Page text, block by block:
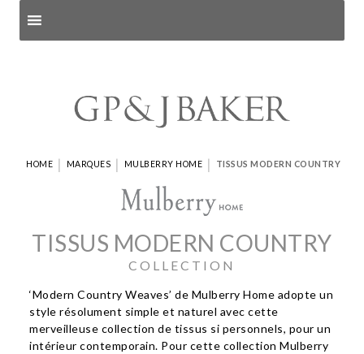
HOME | MARQUES | MULBERRY HOME | TISSUS MODERN COUNTRY
TISSUS MODERN COUNTRY
COLLECTION
‘Modern Country Weaves’ de Mulberry Home adopte un
style résolument simple et naturel avec cette
merveilleuse collection de tissus si personnels, pour un
intérieur contemporain. Pour cette collection Mulberry